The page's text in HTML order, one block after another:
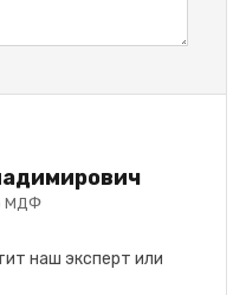
МДФ
наш эксперт или